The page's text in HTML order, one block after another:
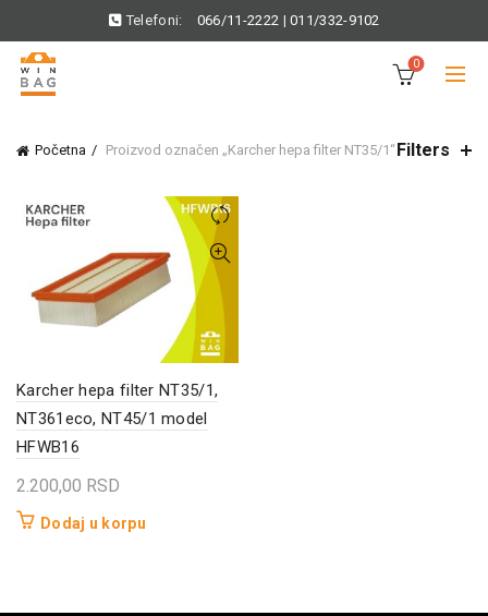
Telefoni: 066/11-2222 |011/332-9102
0
Početna Proizvod označen „Karcher hepa filter NT35/1“ Filters
Karcher hepa filter NT35/1,
NT361eco, NT45/1 model
HFWB16
2.200,00 RSD
Dodaj u korpu